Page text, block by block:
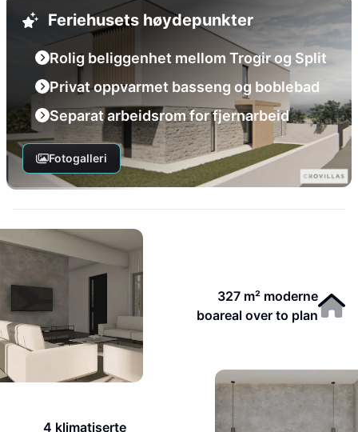
Feriehusets høydepunkter
Rolig beliggenhet mellom Trogir og Split
Privat oppvarmet basseng og boblebad
Separat arbeidsrom for fjernarbeid
Fotogalleri
327 m² moderne
boareal over to plan
4 klimatiserte